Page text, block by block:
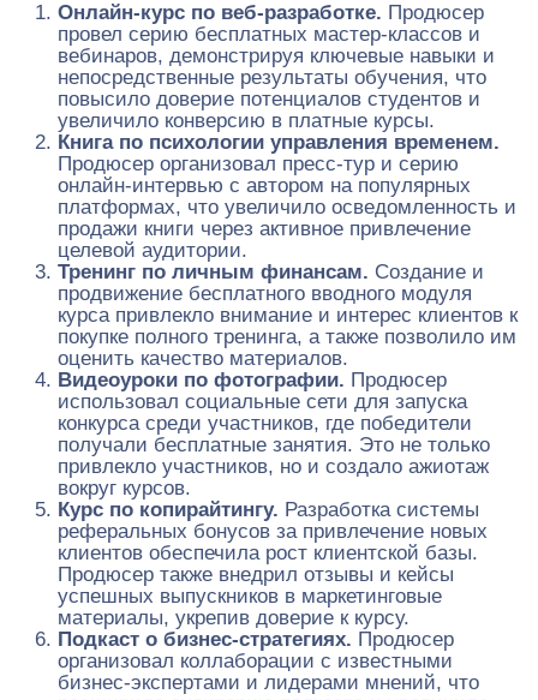
Онлайн-курс по веб-разработке. Продюсер
провел серию бесплатных мастер-классов и
вебинаров, демонстрируя ключевые навыки и
непосредственные результаты обучения, что
повысило доверие потенциалов студентов и
увеличило конверсию в платные курсы.
Книга по психологии управления временем.
Продюсер организовал пресс-тур и серию
онлайн-интервью с автором на популярных
платформах, что увеличило осведомленность и
продажи книги через активное привлечение
целевой аудитории.
Тренинг по личным финансам. Создание и
продвижение бесплатного вводного модуля
курса привлекло внимание и интерес клиентов к
покупке полного тренинга, а также позволило им
оценить качество материалов.
Видеоуроки по фотографии. Продюсер
использовал социальные сети для запуска
конкурса среди участников, где победители
получали бесплатные занятия. Это не только
привлекло участников, но и создало ажиотаж
вокруг курсов.
Курс по копирайтингу. Разработка системы
реферальных бонусов за привлечение новых
клиентов обеспечила рост клиентской базы.
Продюсер также внедрил отзывы и кейсы
успешных выпускников в маркетинговые
материалы, укрепив доверие к курсу.
Подкаст о бизнес-стратегиях. Продюсер
организовал коллаборации с известными
бизнес-экспертами и лидерами мнений, что